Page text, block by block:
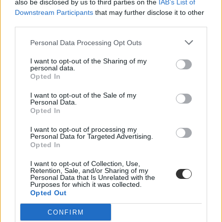
also be disclosed by us to third parties on the IAB’s List of
Downstream Participants that may further disclose it to other
Personal Data Processing Opt Outs
I want to opt-out of the Sharing of my
personal data.
Opted In
I want to opt-out of the Sale of my
Personal Data.
Opted In
I want to opt-out of processing my
Personal Data for Targeted Advertising.
Opted In
I want to opt-out of Collection, Use,
Retention, Sale, and/or Sharing of my
Personal Data that Is Unrelated with the
Purposes for which it was collected.
Opted Out
CONFIRM
magyarérettségi
magyarérettségi 2025
érettségi 2025